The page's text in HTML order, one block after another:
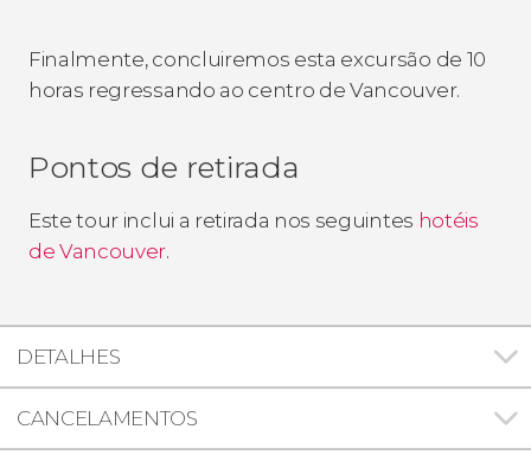
Finalmente, concluiremos esta excursão de 10
horas regressando ao centro de Vancouver.
Pontos de retirada
Este tour inclui a retirada nos seguintes hotéis
de Vancouver.
DETALHES
CANCELAMENTOS